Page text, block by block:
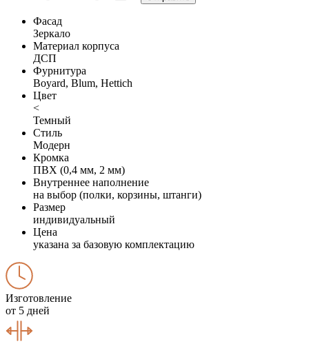
Фасад
Зеркало
Материал корпуса
ДСП
Фурнитура
Boyard, Blum, Hettich
Цвет
<
Темный
Стиль
Модерн
Кромка
ПВХ (0,4 мм, 2 мм)
Внутреннее наполнение
на выбор (полки, корзины, штанги)
Размер
индивидуальный
Цена
указана за базовую комплектацию
Изготовление
от 5 дней